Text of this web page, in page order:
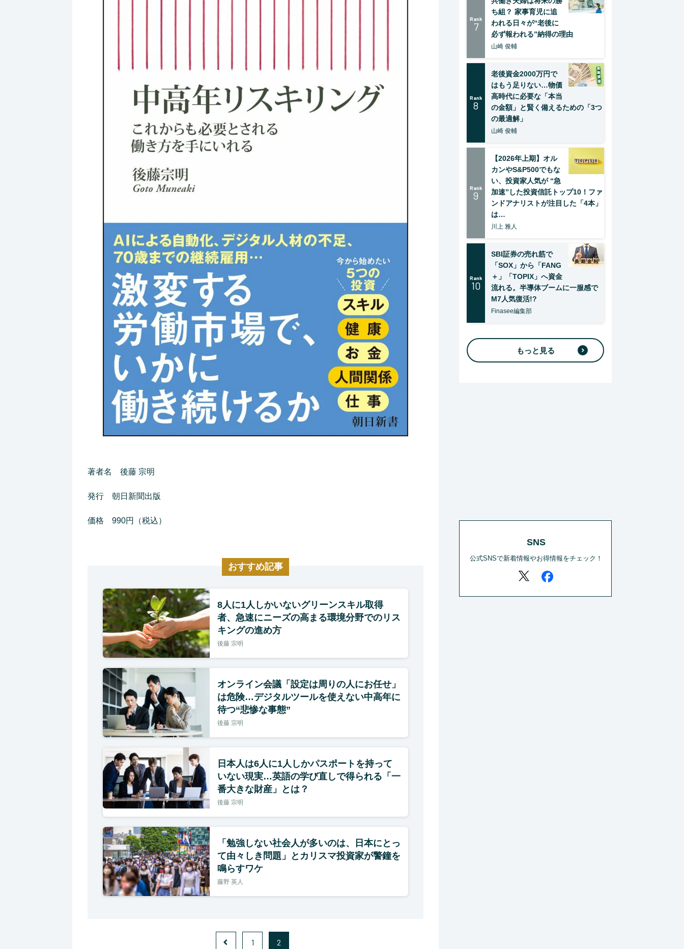
著者名 後藤 宗明
発行 朝日新聞出版
価格 990円（税込）
おすすめ記事
8人に1人しかいないグリーンスキル取得
者、急速にニーズの高まる環境分野でのリス
キングの進め方
後藤 宗明
オンライン会議「設定は周りの人にお任せ」
は危険…デジタルツールを使えない中高年に
待つ“悲惨な事態”
後藤 宗明
日本人は6人に1人しかパスポートを持って
いない現実…英語の学び直しで得られる「一
番大きな財産」とは？
後藤 宗明
「勉強しない社会人が多いのは、日本にとっ
て由々しき問題」とカリスマ投資家が警鐘を
鳴らすワケ
藤野 英人
1 2
Rank
7
ち組？ 家事育児に追
われる日々が“老後に
必ず報われる”納得の理由
山崎 俊輔
Rank
8
老後資金2000万円で
はもう足りない…物価
高時代に必要な「本当
の金額」と賢く備えるための「3つ
の最適解」
山崎 俊輔
Rank
9
【2026年上期】オル
カンやS&P500でもな
い、投資家人気が “急
加速”した投資信託トップ10！ファ
ンドアナリストが注目した「4本」
は…
川上 雅人
Rank
10
SBI証券の売れ筋で
「SOX」から「FANG
＋」「TOPIX」へ資金
流れる。半導体ブームに一服感で
M7人気復活!?
Finasee編集部
もっと見る
SNS
公式SNSで新着情報やお得情報をチェック！